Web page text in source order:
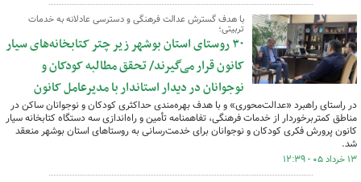
با هدف گسترش عدالت فرهنگی و دسترسی عادلانه به خدمات
تربیتی؛
۳۰ روستای استان بوشهر زیر چتر کتابخانه‌های سیار
کانون قرار می‌گیرند/ تحقق مطالبه کودکان و
نوجوانان در دیدار استاندار با مدیرعامل کانون
در راستای راهبرد «عدالت‌محوری» و با هدف بهره‌مندی حداکثری کودکان و نوجوانان ساکن در
مناطق کمتربرخوردار از خدمات فرهنگی، تفاهمنامه تأمین و راه‌اندازی سه دستگاه کتابخانه سیار
کانون پرورش فکری کودکان و نوجوانان برای خدمت‌رسانی به روستاهای استان بوشهر منعقد
شد.
۱۳ خرداد ۰۵ - ۱۲:۳۹